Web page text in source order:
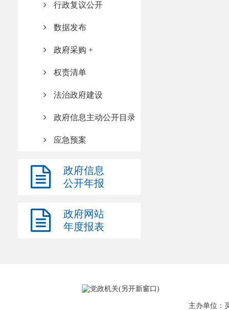
行政复议公开
数据发布
政府采购
权责清单
法治政府建设
政府信息主动公开目录
应急预案
政府信息
公开年报
政府网站
年度报表
主办单位：